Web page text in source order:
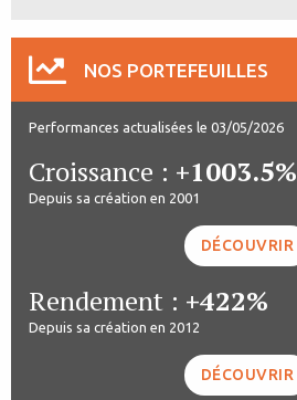
NOS PORTEFEUILLES
Performances actualisées le 03/05/2026
Croissance : +1003.5%
Depuis sa création en 2001
DÉCOUVRIR
Rendement : +422%
Depuis sa création en 2012
DÉCOUVRIR